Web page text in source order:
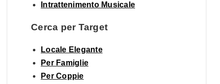
Intrattenimento Musicale
Cerca per Target
Locale Elegante
Per Famiglie
Per Coppie